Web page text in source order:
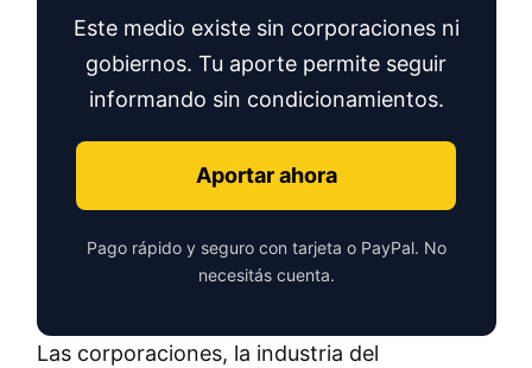
Este medio existe sin corporaciones ni
gobiernos. Tu aporte permite seguir
informando sin condicionamientos.
Aportar ahora
Pago rápido y seguro con tarjeta o PayPal. No
necesitás cuenta.
Las corporaciones, la industria del